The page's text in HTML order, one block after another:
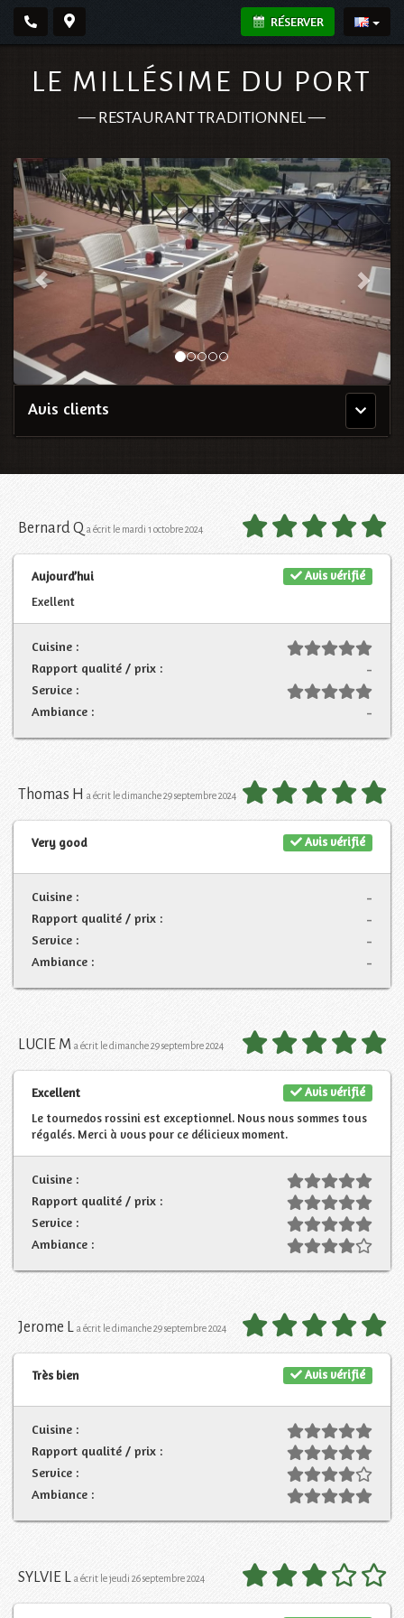
RÉSERVER
LE MILLÉSIME DU PORT
— RESTAURANT TRADITIONNEL—
Menu
principal
Avis clients
Bernard Q a écrit le mardi 1 octobre 2024
Avis vérifié
Aujourd’hui
Exellent
Cuisine :
-
Rapport qualité / prix :
Service :
-
Ambiance :
Thomas H a écrit le dimanche 29 septembre 2024
Avis vérifié
Very good
-
Cuisine :
-
Rapport qualité / prix :
-
Service :
-
Ambiance :
LUCIE M a écrit le dimanche 29 septembre 2024
Avis vérifié
Excellent
Le tournedos rossini est exceptionnel. Nous nous sommes tous
régalés. Merci à vous pour ce délicieux moment.
Cuisine :
Rapport qualité / prix :
Service :
Ambiance :
Jerome L a écrit le dimanche 29 septembre 2024
Avis vérifié
Très bien
Cuisine :
Rapport qualité / prix :
Service :
Ambiance :
SYLVIE L a écrit le jeudi 26 septembre 2024